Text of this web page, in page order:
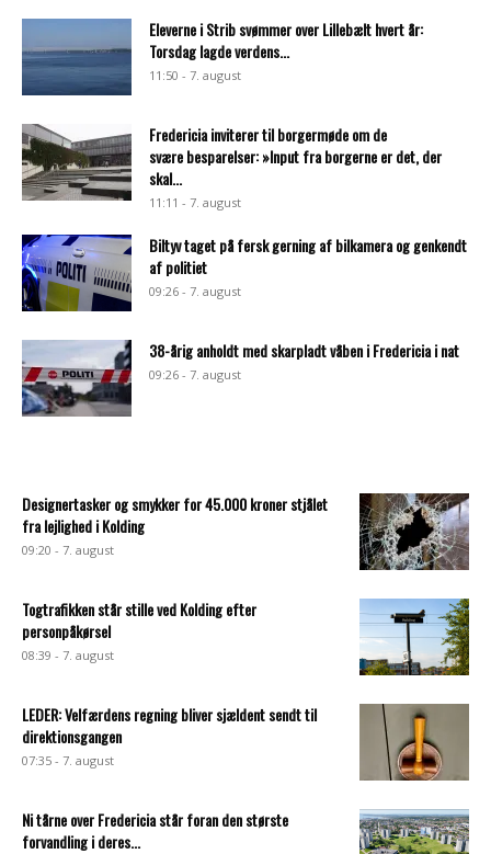
Eleverne i Strib svømmer over Lillebælt hvert år:
Torsdag lagde verdens...
11:50 - 7. august
Fredericia inviterer til borgermøde om de
svære besparelser: »Input fra borgerne er det, der
skal...
11:11 - 7. august
Biltyv taget på fersk gerning af bilkamera og genkendt
af politiet
09:26 - 7. august
38-årig anholdt med skarpladt våben i Fredericia i nat
09:26 - 7. august
Designertasker og smykker for 45.000 kroner stjålet
fra lejlighed i Kolding
09:20 - 7. august
Togtrafikken står stille ved Kolding efter
personpåkørsel
08:39 - 7. august
LEDER: Velfærdens regning bliver sjældent sendt til
direktionsgangen
07:35 - 7. august
Ni tårne over Fredericia står foran den største
forvandling i deres...